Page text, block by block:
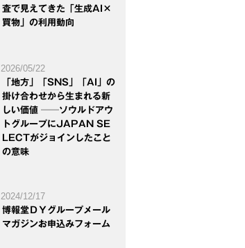
査で見えてきた「生成AI×
買物」の利用動向
2026/05/22
「地方」「SNS」「AI」の
掛け合わせから生まれる新
しい価値 ──ソウルドアウ
トグループにJAPAN SE
LECTがジョインしたこと
の意味
2024/12/17
博報堂ＤＹグループメール
マガジンお申込みフォーム